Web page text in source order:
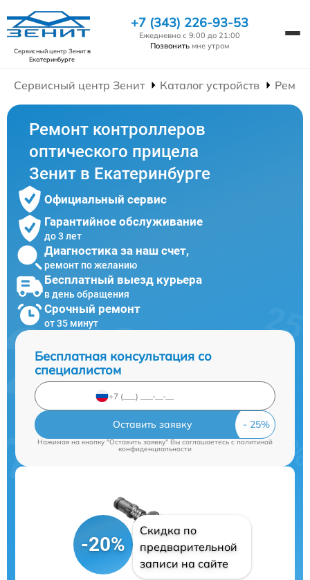
Сервисный центр Зенитв
Екатеринбурге
+7 (343) 226-93-53
Ежедневно с 9:00 до 21:00
Позвонить мне утром
Сервисный центр Зенит Каталог устройств
Ремонт контроллеров
оптического прицела
Зенит в Екатеринбурге
Официальный сервис
Гарантийное обслуживание
до 3 лет
Диагностика за наш счет,
ремонт по желанию
Бесплатный выезд курьера
в день обращения
Срочный ремонт
от 35 минут
Бесплатная консультация со
специалистом
Оставить заявку
Нажимая на кнопку "Оставить заявку" Вы соглашаетесь cполитикой
конфиденциальности
-20%
Скидка по
предварительной
записи на сайте